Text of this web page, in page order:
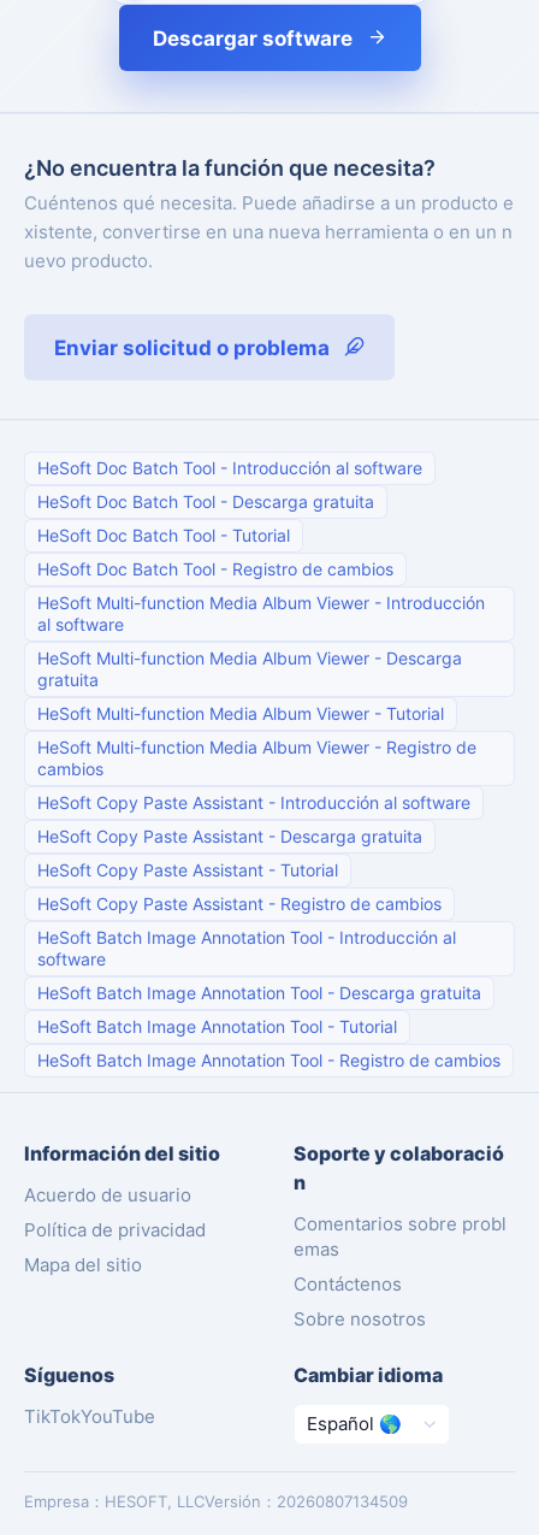
Descargar software
¿No encuentra la función que necesita?
Cuéntenos qué necesita. Puede añadirse a un producto e
xistente, convertirse en una nueva herramienta o en un n
uevo producto.
Enviar solicitud o problema
HeSoft Doc Batch Tool - Introducción al software
HeSoft Doc Batch Tool - Descarga gratuita
HeSoft Doc Batch Tool - Tutorial
HeSoft Doc Batch Tool - Registro de cambios
HeSoft Multi-function Media Album Viewer - Introducción
al software
HeSoft Multi-function Media Album Viewer - Descarga
gratuita
HeSoft Multi-function Media Album Viewer - Tutorial
HeSoft Multi-function Media Album Viewer - Registro de
cambios
HeSoft Copy Paste Assistant - Introducción al software
HeSoft Copy Paste Assistant - Descarga gratuita
HeSoft Copy Paste Assistant - Tutorial
HeSoft Copy Paste Assistant - Registro de cambios
HeSoft Batch Image Annotation Tool - Introducción al
software
HeSoft Batch Image Annotation Tool - Descarga gratuita
HeSoft Batch Image Annotation Tool - Tutorial
HeSoft Batch Image Annotation Tool - Registro de cambios
Información del sitio
Acuerdo de usuario
Política de privacidad
Mapa del sitio
Soporte y colaboració
n
Comentarios sobre probl
emas
Contáctenos
Sobre nosotros
Síguenos
TikTokYouTube
Cambiar idioma
Empresa ： HESOFT, LLCVersión ： 20260807134509